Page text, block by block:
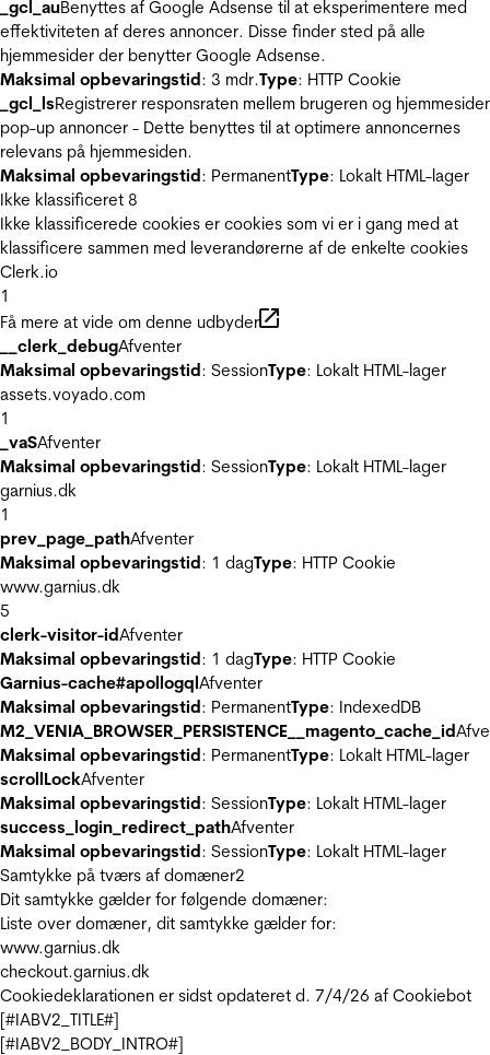
_gcl_auBenyttes af Google Adsense til at eksperimentere med
effektiviteten af deres annoncer. Disse finder sted på alle
hjemmesider der benytter Google Adsense.
Maksimal opbevaringstid: 3 mdr.Type: HTTP Cookie
_gcl_lsRegistrerer responsraten mellem brugeren og
pop-up annoncer - Dette benyttes til at optimere annoncernes
relevans på hjemmesiden.
Maksimal opbevaringstid: PermanentType: Lokalt HTML-lager
Ikke klassificeret 8
Ikke klassificerede cookies er cookies som vi er i gang med at
klassificere sammen med leverandørerne af de enkelte cookies
Clerk.io
1
Få mere at vide om denne udbyder
__clerk_debugAfventer
Maksimal opbevaringstid: SessionType: Lokalt HTML-lager
assets.voyado.com
1
_vaSAfventer
Maksimal opbevaringstid: SessionType: Lokalt HTML-lager
garnius.dk
1
prev_page_pathAfventer
Maksimal opbevaringstid: 1 dagType: HTTP Cookie
www.garnius.dk
5
clerk-visitor-idAfventer
Maksimal opbevaringstid: 1 dagType: HTTP Cookie
Garnius-cache#apollogqlAfventer
Maksimal opbevaringstid: PermanentType: IndexedDB
M2_VENIA_BROWSER_PERSISTENCE__magento_cache_id
Maksimal opbevaringstid: PermanentType: Lokalt HTML-lager
scrollLockAfventer
Maksimal opbevaringstid: SessionType: Lokalt HTML-lager
success_login_redirect_pathAfventer
Maksimal opbevaringstid: SessionType: Lokalt HTML-lager
Samtykke på tværs af domæner2
Dit samtykke gælder for følgende domæner:
Liste over domæner, dit samtykke gælder for:
www.garnius.dk
checkout.garnius.dk
Cookiedeklarationen er sidst opdateret d. 7/4/26 af Cookiebot
[#IABV2_TITLE#]
[#IABV2_BODY_INTRO#]